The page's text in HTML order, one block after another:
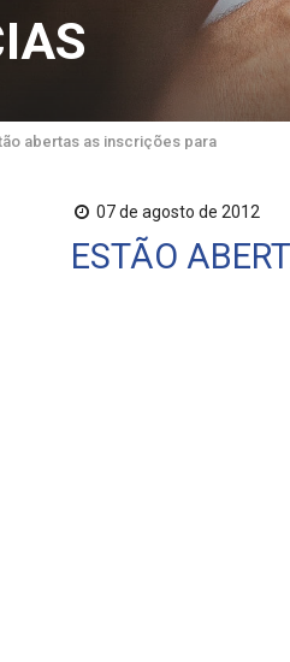
abertas as inscrições para os
07 de agosto de 2012
ESTÃO